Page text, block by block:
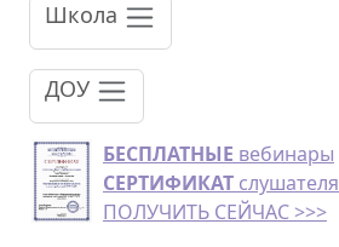
Школа
ДОУ
БЕСПЛАТНЫЕ вебинары
СЕРТИФИКАТ слушателя
ПОЛУЧИТЬ СЕЙЧАС >>>